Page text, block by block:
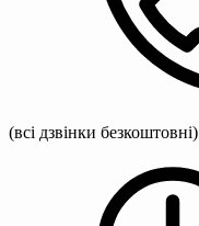
(всі дзвінки безкоштовні)